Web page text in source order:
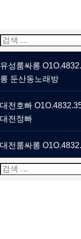
검
색:
유성룸싸롱
롱 둔산동노래방
대전호빠
대전정빠
대전룸싸롱
검